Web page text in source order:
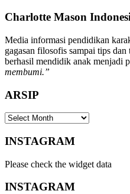
Charlotte Mason
Media informasi pendidikan
gagasan filosofis sampai tips
berhasil mendidik anak menjadi
membumi.”
ARSIP
ARSIP
INSTAGRAM
Please check the widget data
INSTAGRAM